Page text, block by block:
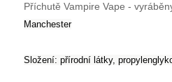
Příchutě Vampire Vape -
Manchester
Složení: přírodní látky,